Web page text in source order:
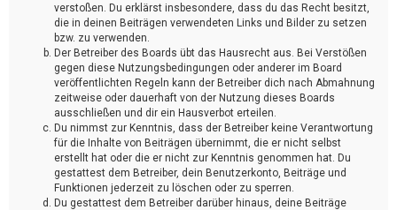
verstoßen. Du erklärst insbesondere, dass du das Recht besitzt,
die in deinen Beiträgen verwendeten Links und Bilder zu setzen
bzw. zu verwenden.
Der Betreiber des Boards übt das Hausrecht aus. Bei Verstößen
gegen diese Nutzungsbedingungen oder anderer im Board
veröffentlichten Regeln kann der Betreiber dich nach Abmahnung
zeitweise oder dauerhaft von der Nutzung dieses Boards
ausschließen und dir ein Hausverbot erteilen.
Du nimmst zur Kenntnis, dass der Betreiber keine Verantwortung
für die Inhalte von Beiträgen übernimmt, die er nicht selbst
erstellt hat oder die er nicht zur Kenntnis genommen hat. Du
gestattest dem Betreiber, dein Benutzerkonto, Beiträge und
Funktionen jederzeit zu löschen oder zu sperren.
Du gestattest dem Betreiber darüber hinaus, deine Beiträge